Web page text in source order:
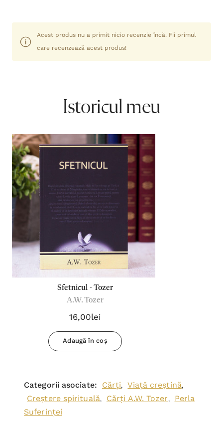
Acest produs nu a primit nicio recenzie încă. Fii primul
care recenzează acest produs!
Istoricul meu
Sfetnicul - Tozer
A.W. Tozer
16,00lei
Adaugă în coș
Categorii asociate: Cărți, Viață creștină,
Creștere spirituală, Cărți A.W. Tozer,
Perla
Suferinței